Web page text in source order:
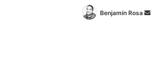
Benjamín Rosa